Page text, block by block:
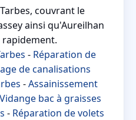
couvrant le
ainsi qu'Aureilhan
rapidement.
- Réparation de
de canalisations
-Assainissement
Vidange bac à graisses
- Réparation de volets